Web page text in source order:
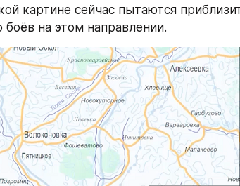
картине сейчас пытаются
боёв на этом направлении.